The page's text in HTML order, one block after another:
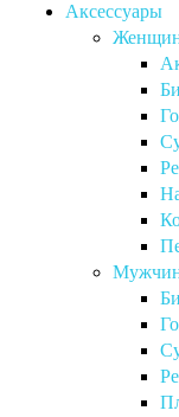
Аксессуары